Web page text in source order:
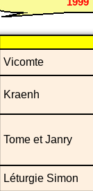
Vicomte
Kraenh
Tome et Janry
Léturgie Simon